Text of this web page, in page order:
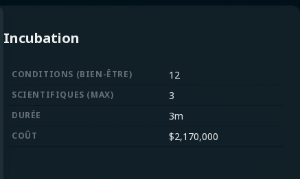
Incubation
CONDITIONS (BIEN-ÊTRE) 12
SCIENTIFIQUES (MAX) 3
DURÉE 3m
COÛT $2,170,000